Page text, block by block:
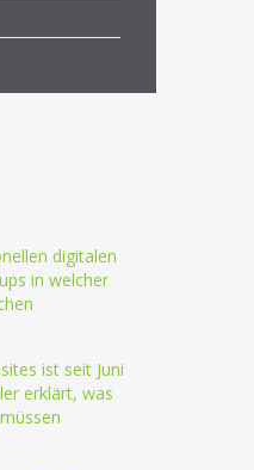
digitalen
in welcher
ist seit Juni
erklärt, was